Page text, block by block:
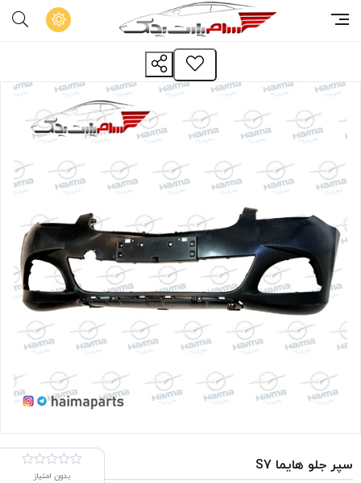
سپر جلو هایما S7
بدون امتیاز